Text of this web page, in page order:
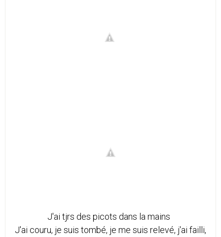
J'ai tjrs des picots dans la mains
J'ai couru, je suis tombé, je me suis relevé, j'ai failli,